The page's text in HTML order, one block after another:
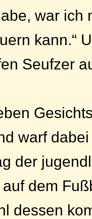
war ich
kann.“
Seufzer
warf
der
dem
dessen